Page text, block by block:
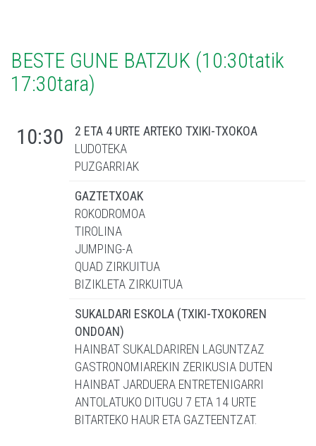
BESTE GUNE BATZUK (10:30tatik
17:30tara)
10:30
2 ETA 4 URTE ARTEKO TXIKI-TXOKOA
LUDOTEKA
PUZGARRIAK
GAZTETXOAK
ROKODROMOA
TIROLINA
JUMPING-A
QUAD ZIRKUITUA
BIZIKLETA ZIRKUITUA
SUKALDARI ESKOLA (TXIKI-TXOKOREN
ONDOAN)
HAINBAT SUKALDARIREN LAGUNTZAZ
GASTRONOMIAREKIN ZERIKUSIA DUTEN
HAINBAT JARDUERA ENTRETENIGARRI
ANTOLATUKO DITUGU 7 ETA 14 URTE
BITARTEKO HAUR ETA GAZTEENTZAT.